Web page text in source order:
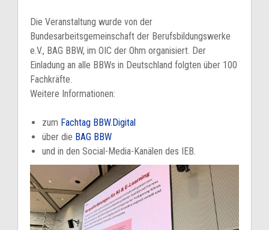
Die Veranstaltung wurde von der
Bundesarbeitsgemeinschaft der Berufsbildungswerke
e.V., BAG BBW, im OIC der Ohm organisiert. Der
Einladung an alle BBWs in Deutschland folgten über 100
Fachkräfte.
Weitere Informationen:
zum Fachtag BBW.Digital
über die BAG BBW
und in den Social-Media-Kanälen des IEB.